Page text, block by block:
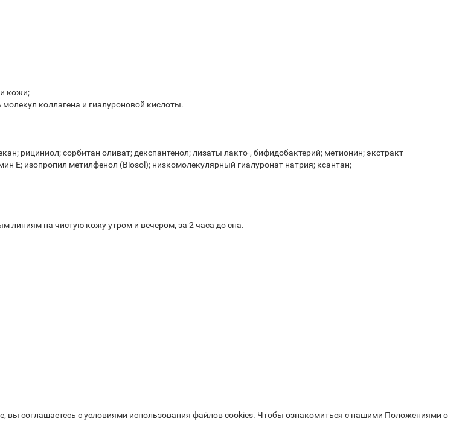
кожи;
коллагена и гиалуроновой кислоты.
рициниол; сорбитан оливат; декспантенол; лизаты лакто-, бифидобактерий; метионин; экстракт
Е; изопропил метилфенол (Biosol); низкомолекулярный гиалуронат натрия; ксантан;
линиям на чистую кожу утром и вечером, за 2 часа до сна.
соглашаетесь с условиями использования файлов cookies. Чтобы ознакомиться с нашими Положениями о